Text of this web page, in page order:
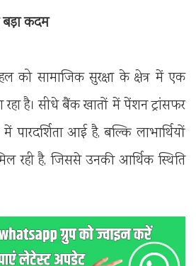
कदम
को सामाजिक सुरक्षा के क्षेत्र में एक
रहा है। सीधे बैंक खातों में पेंशन ट्रांसफर
पारदर्शिता आई है, बल्कि लाभार्थियों
रही है, जिससे उनकी आर्थिक स्थिति